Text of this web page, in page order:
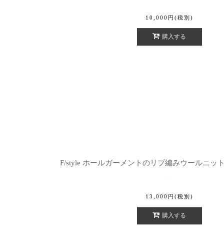
10,000 円 (税別)
購入する
F/style ホールガーメントのリブ編みウールニッ
13,000 円 (税別)
購入する